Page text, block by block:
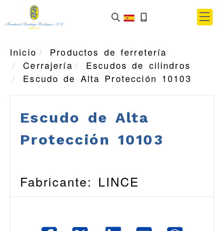
Inicio
Productos de ferretería
Cerrajería
Escudos de cilindros
Escudo de Alta Protección 10103
Escudo de Alta
Protección 10103
Fabricante: LINCE